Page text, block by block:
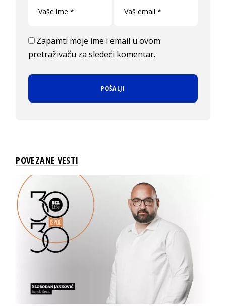
Zapamti moje ime i email u ovom
pretraživaču za sledeći komentar.
POVEZANE VESTI